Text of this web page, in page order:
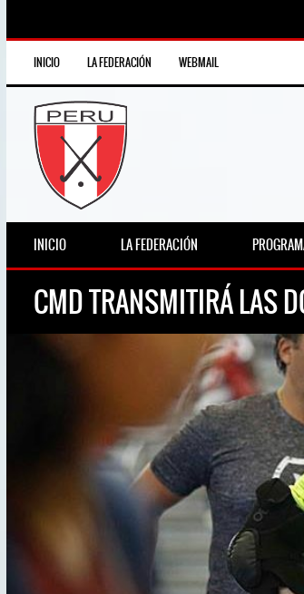
INICIO LA FEDERACIÓN WEBMAIL
INICIO LA FEDERACIÓN
CMD TRANSMITIRÁ LAS